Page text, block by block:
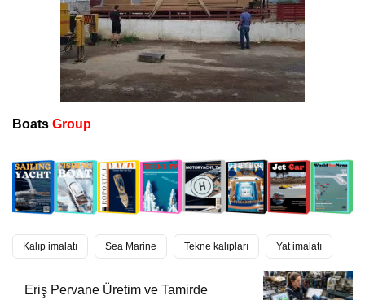
Boats Group
Kalıp imalatı Sea Marine Tekne kalıpları Yat imalatı
Eriş Pervane Üretim ve Tamirde